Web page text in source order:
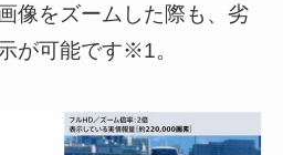
像をズームした際も、劣
が可能です※1。